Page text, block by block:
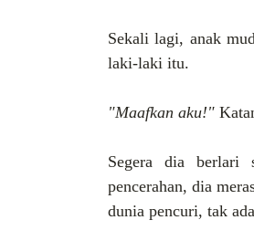
Sekali lagi, anak
laki-laki itu.
"Maafkan aku!"
Segera dia berlari
pencerahan, dia
dunia pencuri, tak